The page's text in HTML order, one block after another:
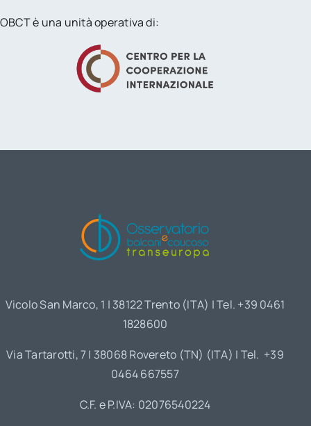
OBCT è una unità operativa di:
Vicolo San Marco, 1 | 38122 Trento (ITA) | Tel. +39 0461
1828600
Via Tartarotti, 7 | 38068 Rovereto (TN) (ITA) | Tel. +39
0464 667557
C.F. e P.IVA: 02076540224